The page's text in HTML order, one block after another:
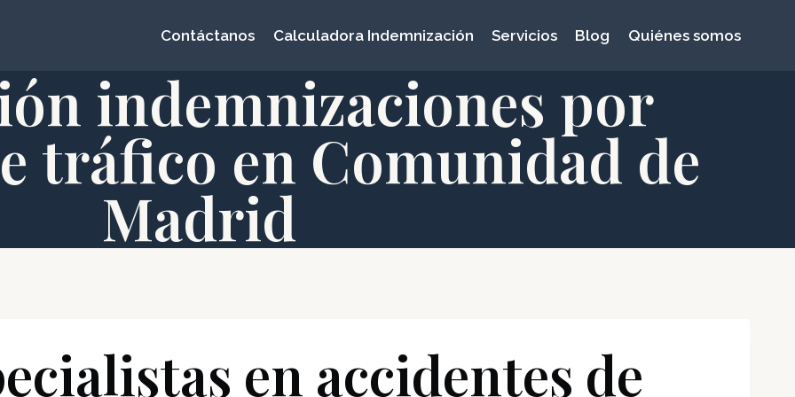
Contáctanos Calculadora Indemnización Servicios Blog Quiénes somos
indemnizaciones por
tráfico en Comunidad de
Madrid
en accidentes de